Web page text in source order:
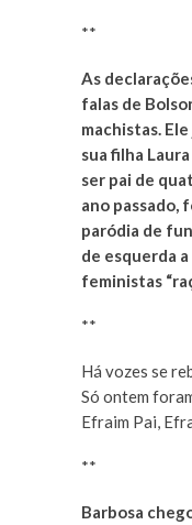
**
As
falas de
machistas.
sua filha
ser pai de
ano passado,
paródia de
de esquerda
feministas
**
Há vozes se
Só ontem
Efraim Pai,
**
Barbosa